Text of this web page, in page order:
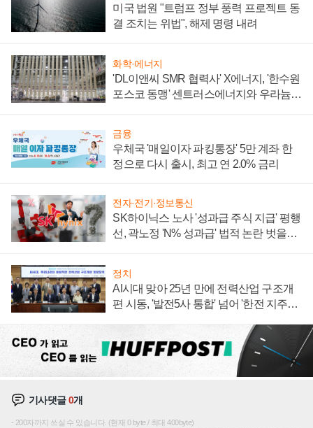
미국 법원 "트럼프 정부 풍력 프로젝트 동
결 조치는 위법", 해제 명령 내려
화학·에너지
'DL이앤씨 SMR 협력사' X에너지, '한수원
포스코 동맹' 센트러스에너지와 우라늄
금융
우체국 '매일이자 파킹통장' 5만 계좌 한
정으로 다시 출시, 최고 연 2.0% 금리
전자·전기·정보통신
SK하이닉스 노사 '성과급 주식 지급' 평행
선, 곽노정 'N% 성과급' 법적 논란 벗을지
정치
AI시대 맞아 25년 만에 전력산업 구조개
편 시동, '발전5사 통합' 넘어 '한전 지주사'
기사댓글0개
200자까지 쓰실 수 있습니다. (현재 0 byte / 최대 400byte)